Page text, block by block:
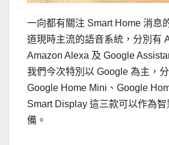
一向都有關注 Smart Home 消息
道現時主流的語音系統，分別有
Amazon Alexa 及 Google
我們今次特別以 Google 為主，
Google Home Mini、Google
Smart Display 這三款可以作為
備。